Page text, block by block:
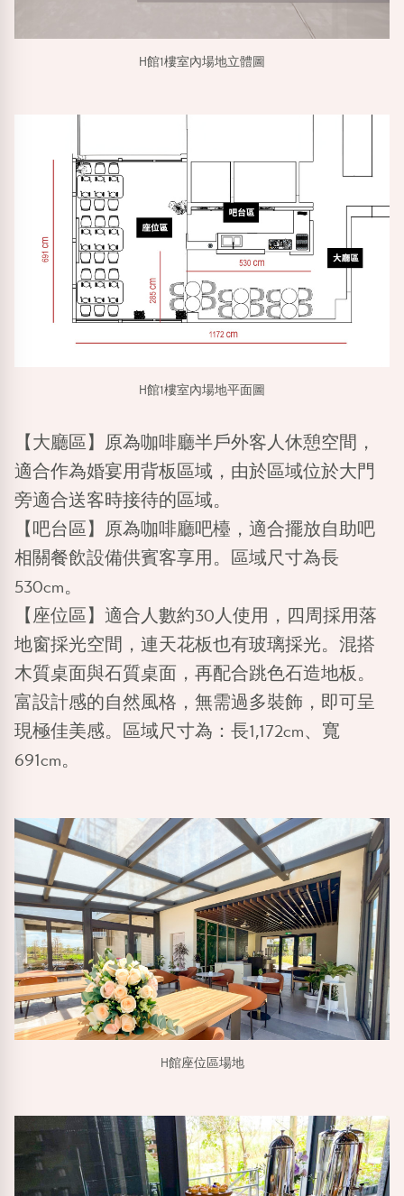
H館1樓室內場地立體圖
H館1樓室內場地平面圖
【大廳區】 原為咖啡廳半戶外客人休憩空間，
適合作為婚宴用背板區域，由於區域位於大門
旁適合送客時接待的區域。
【吧台區】 原為咖啡廳吧檯，適合擺放自助吧
相關餐飲設備供賓客享用。區域尺寸為長
530cm。
【座位區】 適合人數約30人使用，四周採用落
地窗採光空間，連天花板也有玻璃採光。混搭
木質桌面與石質桌面，再配合跳色石造地板。
富設計感的自然風格，無需過多裝飾，即可呈
現極佳美感。區域尺寸為：長1,172cm、寬
691cm。
H館座位區場地